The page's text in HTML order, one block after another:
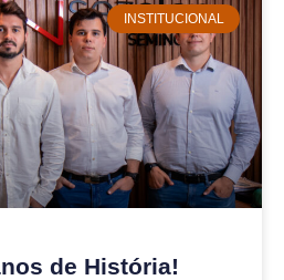
INSTITUCIONAL
de História!